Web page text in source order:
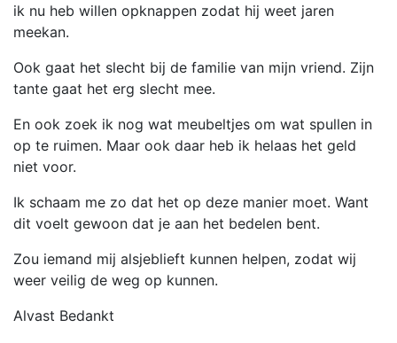
ik nu heb willen opknappen zodat hij weet jaren
meekan.
Ook gaat het slecht bij de familie van mijn vriend. Zijn
tante gaat het erg slecht mee.
En ook zoek ik nog wat meubeltjes om wat spullen in
op te ruimen. Maar ook daar heb ik helaas het geld
niet voor.
Ik schaam me zo dat het op deze manier moet. Want
dit voelt gewoon dat je aan het bedelen bent.
Zou iemand mij alsjeblieft kunnen helpen, zodat wij
weer veilig de weg op kunnen.
Alvast Bedankt